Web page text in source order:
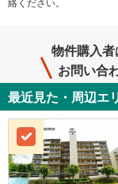
物件購入者
お問い合
最近見た・周辺エ